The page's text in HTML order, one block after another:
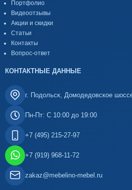
Портфолио
Видеоотзывы
Акции и скидки
Статьи
Контакты
Вопрос-ответ
КОНТАКТНЫЕ ДАННЫЕ
г. Подольск, Домодедовское
Пн-Пт: С 10:00 до 19:00
+7 (495) 215-27-97
+7 (919) 968-11-72
zakaz@mebelino-mebel.ru